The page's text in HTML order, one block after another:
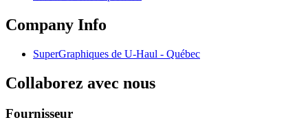
Company Info
SuperGraphiques de U-Haul - Québec
Collaborez avec nous
Fournisseur